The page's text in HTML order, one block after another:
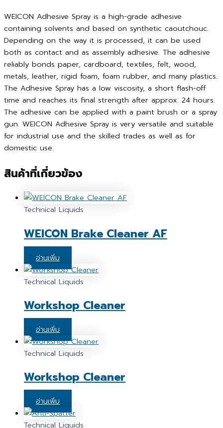
WEICON Adhesive Spray is a high-grade adhesive
containing solvents and based on synthetic caoutchouc.
Depending on the way it is processed, it can be used
both as contact and as assembly adhesive. The adhesive
reliably bonds paper, cardboard, textiles, felt, wood,
metals, leather, rigid foam, foam rubber, and many plastics.
The Adhesive Spray has a low viscosity, a short flash-off
time and reaches its final strength after approx. 24 hours.
The adhesive can be applied with a paint brush or a spray
gun. WEICON Adhesive Spray is very versatile and suitable
for industrial use and the skilled trades as well as for
domestic use.
สินค้าที่เกี่ยวข้อง
Technical Liquids
WEICON Brake Cleaner AF
อ่านเพิ่ม
Technical Liquids
Workshop Cleaner
อ่านเพิ่ม
Technical Liquids
Workshop Cleaner
อ่านเพิ่ม
Technical Liquids